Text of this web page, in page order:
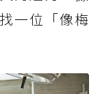
一位「像梅